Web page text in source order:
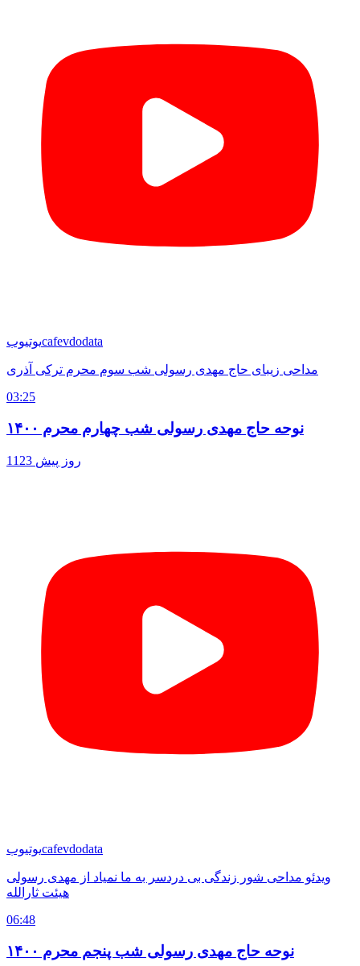
یوتیوبcafevdodata
مداحی زیبای حاج مهدی رسولی شب سوم محرم ترکی آذری
03:25
نوحه حاج مهدی رسولی شب چهارم محرم ۱۴۰۰
1123 روز پیش
یوتیوبcafevdodata
ویدئو مداحی شور زندگی بی دردسر به ما نمیاد از مهدی رسولی
هیئت ثارالله
06:48
نوحه حاج مهدی رسولی شب پنجم محرم ۱۴۰۰